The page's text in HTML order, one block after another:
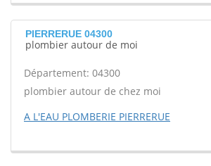
PIERRERUE 04300
plombier autour de moi
Département: 04300
plombier autour de chez moi
A L'EAU PLOMBERIE PIERRERUE